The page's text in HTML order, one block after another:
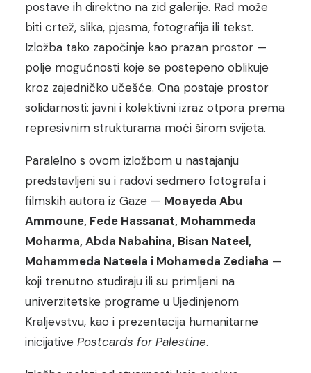
postave ih direktno na zid galerije. Rad može
biti crtež, slika, pjesma, fotografija ili tekst.
Izložba tako započinje kao prazan prostor —
polje mogućnosti koje se postepeno oblikuje
kroz zajedničko učešće. Ona postaje prostor
solidarnosti: javni i kolektivni izraz otpora prema
represivnim strukturama moći širom svijeta.
Paralelno s ovom izložbom u nastajanju
predstavljeni su i radovi sedmero fotografa i
filmskih autora iz Gaze — Moayeda Abu
Ammoune, Fede Hassanat, Mohammeda
Moharma, Abda Nabahina, Bisan Nateel,
Mohammeda Nateela i Mohameda Zediaha —
koji trenutno studiraju ili su primljeni na
univerzitetske programe u Ujedinjenom
Kraljevstvu, kao i prezentacija humanitarne
inicijative Postcards for Palestine.